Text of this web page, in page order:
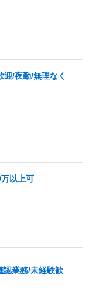
/夜勤/無理なく
以上可
認業務/未経験歓